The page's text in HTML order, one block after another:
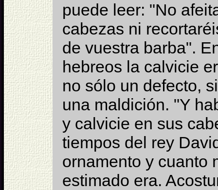
puede leer: "No
cabezas ni
de vuestra barba".
hebreos la calvicie
no sólo un defecto,
una maldición. "Y
y calvicie en sus
tiempos del rey
ornamento y cuanto
estimado era.